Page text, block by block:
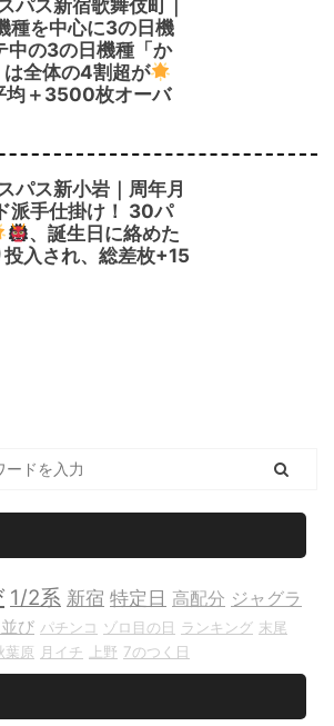
パス新宿歌舞伎町｜
種を中心に3の日機
中の3の日機種「か
は全体の4割超が
均＋3500枚オーバ
パス新小岩｜周年月
派手仕掛け！ 30パ
、誕生日に絡めた
入され、総差枚+15
1/2系 新宿 特定日 高配分 ジャグラ
び パチンコ ゾロ目の日 ランキング 末尾
葉原 月イチ 上野 7のつく日